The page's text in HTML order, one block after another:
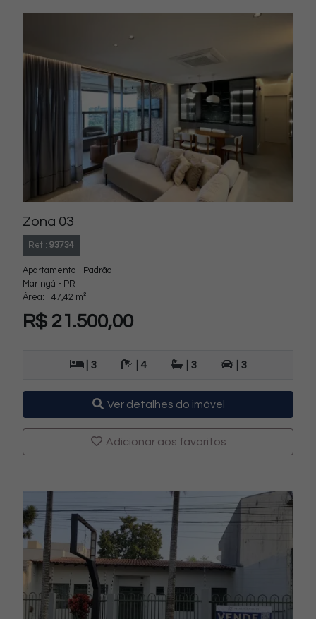
Zona 03
Ref.: 93734
Apartamento - Padrão
Maringá - PR
Área: 147,42 m²
R$ 21.500,00
| 3 | 4 | 3 | 3
Ver detalhes do imóvel
Adicionar aos favoritos